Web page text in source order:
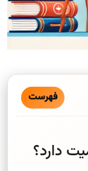
فهرست